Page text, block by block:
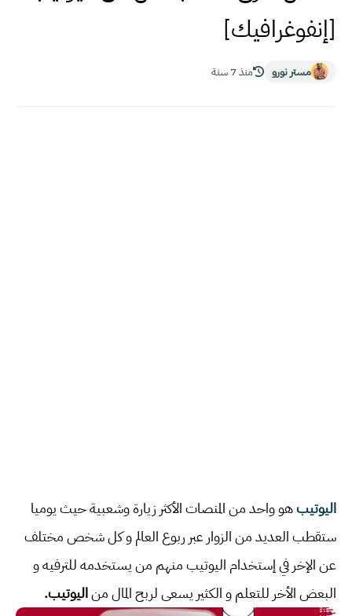
[إنفوغرافيك]
مستر نورو منذ 7 سنة
اليوتيبهو واحد من المنصات الأكثر زيارة وشعبية حيث يوميا
ستقطب العديد من الزوار عبر ربوع العالم و كل شخص مختلف
عن الإخر في إستخدام اليوتيب منهم من يستخدمه للترفيه و
البعض الأخر للتعلم و الكثير يسعى لربح المال مناليوتيب.